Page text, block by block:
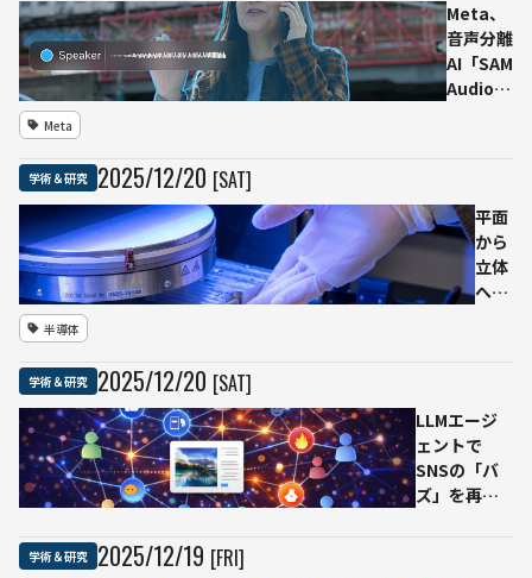
Meta、
音声分離
AI「SAM
Audio」
指定で任
意の音を
切り出し
Meta
学術＆研究 2025/12/20 [SAT]
平面
から
立体
へ
み上
げる
「3D
チッ
半導体
学術＆研究 2025/12/20 [SAT]
LLMエージ
ェントで
SNSの「バ
ズ」を再現
学術＆研究 2025/12/19 [FRI]